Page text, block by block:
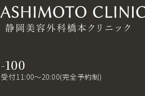
付11:00～20:00(完全予約制)